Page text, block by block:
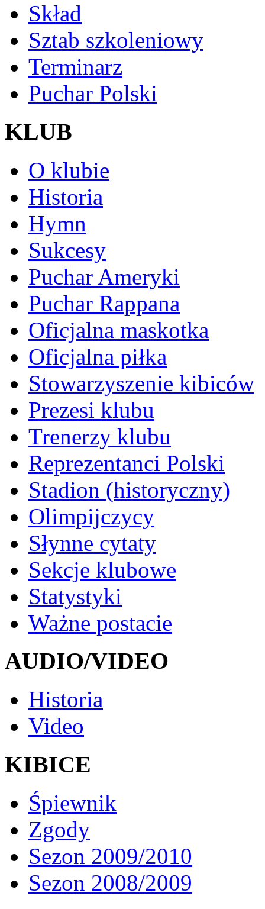
Skład
Sztab szkoleniowy
Terminarz
Puchar Polski
KLUB
O klubie
Historia
Hymn
Sukcesy
Puchar Ameryki
Puchar Rappana
Oficjalna maskotka
Oficjalna piłka
Stowarzyszenie kibiców
Prezesi klubu
Trenerzy klubu
Reprezentanci Polski
Stadion (historyczny)
Olimpijczycy
Słynne cytaty
Sekcje klubowe
Statystyki
Ważne postacie
AUDIO/VIDEO
Historia
Video
KIBICE
Śpiewnik
Zgody
Sezon 2009/2010
Sezon 2008/2009